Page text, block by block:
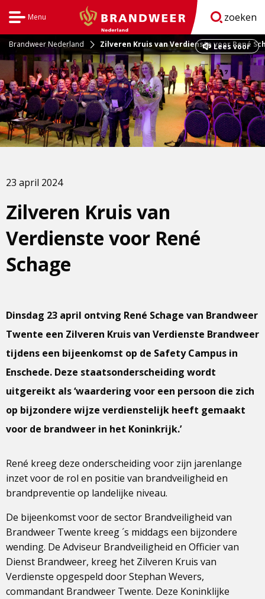
Menu
BrandweerNederland.nl
zoeken
Brandweer Nederland Zilveren Kruis van Verdienste voor René
Dit
is
een
externe
pagina
Lees voor
Zilveren Kruis van
Verdienste voor René
Schage
23 april 2024
Dinsdag 23 april ontving René Schage van Brandweer
Twente een Zilveren Kruis van Verdienste Brandweer
tijdens een bijeenkomst op de Safety Campus in
Enschede. Deze staatsonderscheiding wordt
uitgereikt als ‘waardering voor een persoon die zich
op bijzondere wijze verdienstelijk heeft gemaakt
voor de brandweer in het Koninkrijk.’
René kreeg deze onderscheiding voor zijn jarenlange
inzet voor de rol en positie van brandveiligheid en
brandpreventie op landelijke niveau.
De bijeenkomst voor de sector Brandveiligheid van
Brandweer Twente kreeg ´s middags een bijzondere
wending. De Adviseur Brandveiligheid en Officier van
Dienst Brandweer, kreeg het Zilveren Kruis van
Verdienste opgespeld door Stephan Wevers,
commandant Brandweer Twente. Deze Koninklijke